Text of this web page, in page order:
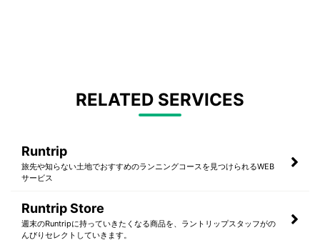
RELATED SERVICES
Runtrip
旅先や知らない土地でおすすめのランニングコースを見つけられるWEB
サービス
Runtrip Store
週末のRuntripに持っていきたくなる商品を、ラントリップスタッフがの
んびりセレクトしていきます。